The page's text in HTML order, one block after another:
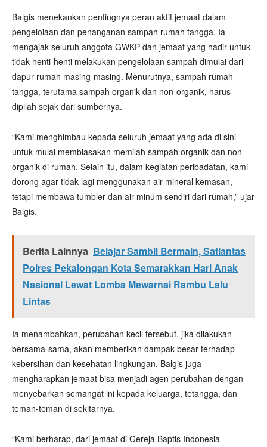
Balgis menekankan pentingnya peran aktif jemaat dalam
pengelolaan dan penanganan sampah rumah tangga. Ia
mengajak seluruh anggota GWKP dan jemaat yang hadir untuk
tidak henti-henti melakukan pengelolaan sampah dimulai dari
dapur rumah masing-masing. Menurutnya, sampah rumah
tangga, terutama sampah organik dan non-organik, harus
dipilah sejak dari sumbernya.
“Kami menghimbau kepada seluruh jemaat yang ada di sini
untuk mulai membiasakan memilah sampah organik dan non-
organik di rumah. Selain itu, dalam kegiatan peribadatan, kami
dorong agar tidak lagi menggunakan air mineral kemasan,
tetapi membawa tumbler dan air minum sendiri dari rumah,” ujar
Balgis.
Berita Lainnya Belajar Sambil Bermain, Satlantas
Polres Pekalongan Kota Semarakkan Hari Anak
Nasional Lewat Lomba Mewarnai Rambu Lalu
Lintas
Ia menambahkan, perubahan kecil tersebut, jika dilakukan
bersama-sama, akan memberikan dampak besar terhadap
kebersihan dan kesehatan lingkungan. Balgis juga
mengharapkan jemaat bisa menjadi agen perubahan dengan
menyebarkan semangat ini kepada keluarga, tetangga, dan
teman-teman di sekitarnya.
“Kami berharap, dari jemaat di Gereja Baptis Indonesia